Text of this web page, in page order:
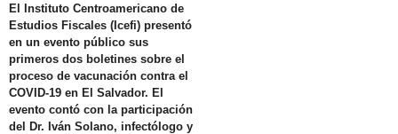
El Instituto Centroamericano de
Estudios Fiscales (Icefi) presentó
en un evento público sus
primeros dos boletines sobre el
proceso de vacunación contra el
COVID-19 en El Salvador. El
evento contó con la participación
del Dr. Iván Solano, infectólogo y